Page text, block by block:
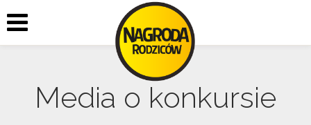
Media o konkursie